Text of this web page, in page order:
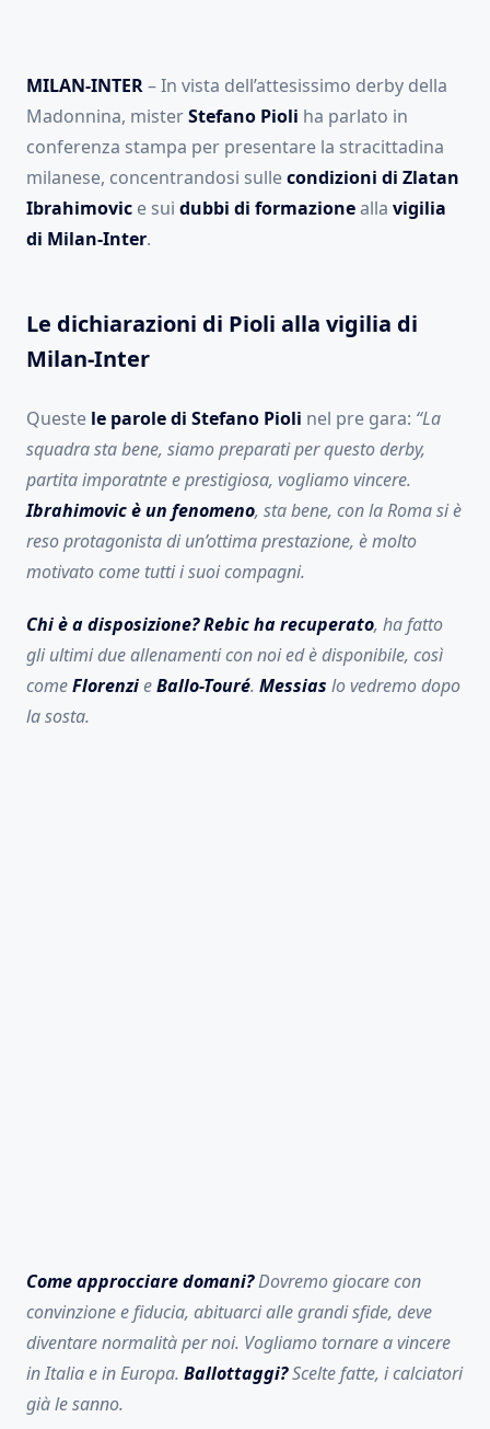
MILAN-INTER– In vista dell’attesissimo derby della
Madonnina, misterStefano Pioli ha parlato in
conferenza stampa per presentare la stracittadina
milanese, concentrandosi sullecondizioni di Zlatan
Ibrahimovic e sui dubbi di formazionealla vigilia
di Milan-Inter.
Le dichiarazioni di Pioli alla vigilia di
Milan-Inter
Queste le parole di Stefano Pioli nel pre gara: “La
squadra sta bene, siamo preparati per questo derby,
partita imporatnte e prestigiosa, vogliamo vincere.
Ibrahimovic è un fenomeno, sta bene, con la Roma si è
reso protagonista di un’ottima prestazione, è molto
motivato come tutti i suoi compagni.
Chi è a disposizione? Rebic ha recuperato, ha fatto
gli ultimi due allenamenti con noi ed è disponibile, così
comeFlorenzieBallo-Touré. Messias lo vedremo dopo
la sosta.
Come approcciare domani?Dovremo giocare con
convinzione e fiducia, abituarci alle grandi sfide, deve
diventare normalità per noi. Vogliamo tornare a vincere
in Italia e in Europa. Ballottaggi?Scelte fatte, i calciatori
già le sanno.